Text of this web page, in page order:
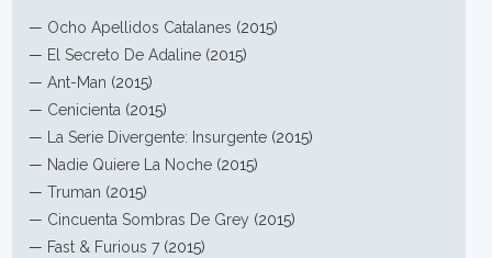
— Ocho Apellidos Catalanes (2015)
— El Secreto De Adaline (2015)
—Ant-Man (2015)
— Cenicienta (2015)
—
La Serie Divergente: Insurgente (2015)
— Nadie Quiere La Noche (2015)
—Truman (2015)
— Cincuenta Sombras De Grey (2015)
— Fast & Furious 7 (2015)